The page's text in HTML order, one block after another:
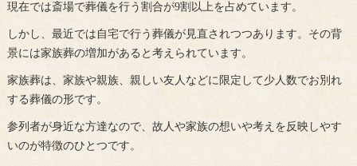
現在では斎場で葬儀を行う割合が9割以上を占めています。
しかし、最近では自宅で行う葬儀が見直されつつあります。その背
景には家族葬の増加があると考えられています。
家族葬は、家族や親族、親しい友人などに限定して少人数でお別れ
する葬儀の形です。
参列者が身近な方達なので、故人や家族の想いや考えを反映しやす
いのが特徴のひとつです。